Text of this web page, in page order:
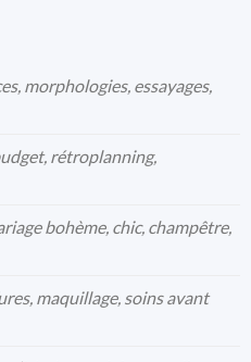
morphologies, essayages,
rétroplanning,
bohème, chic, champêtre,
maquillage, soins avant